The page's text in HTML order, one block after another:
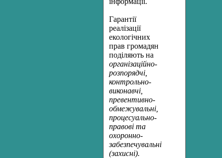
Гарантії
реалізації
екологічних
прав громадян
поділяють на
організаційно-
розпорядчі,
контрольно-
виконавчі,
превентивно-
обмежувальні,
процесуально-
правові та
охоронно-
забезпечувальні
(захисні).